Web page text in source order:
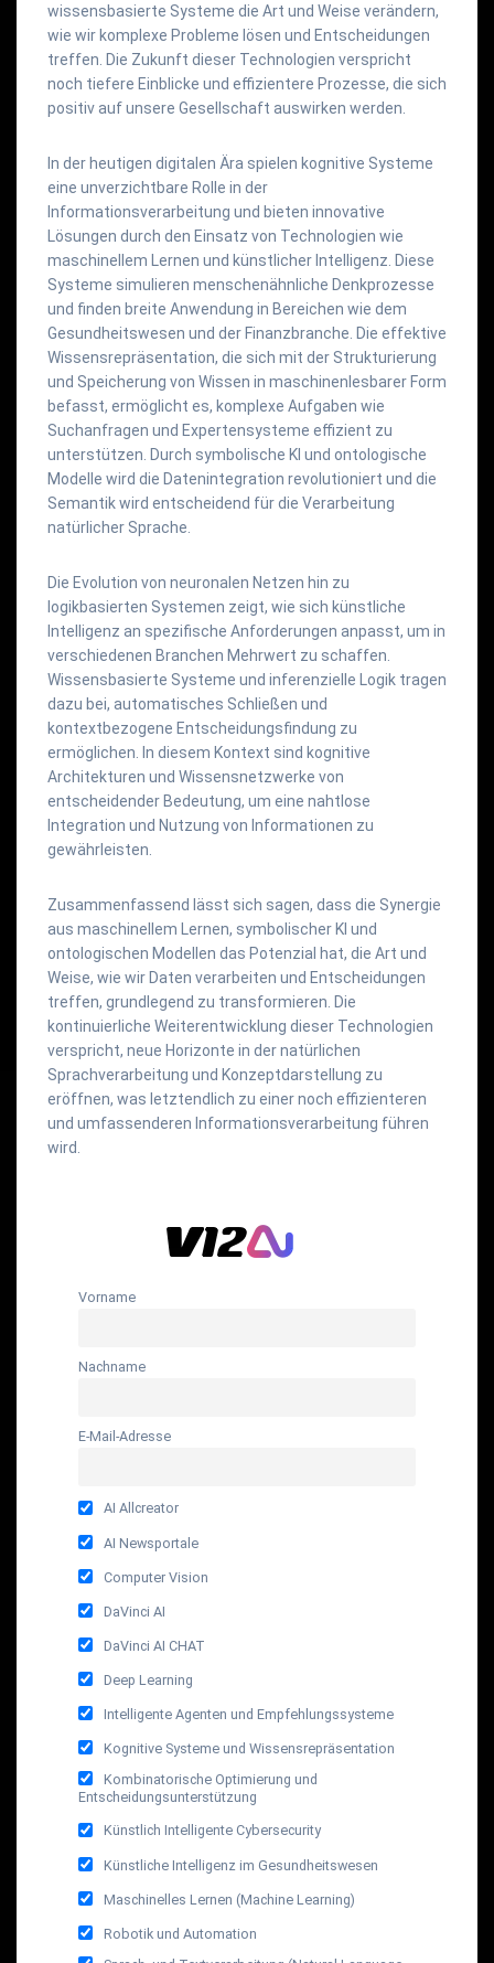
wissensbasierte Systeme die Art und Weise verändern,
wie wir komplexe Probleme lösen und Entscheidungen
treffen. Die Zukunft dieser Technologien verspricht
noch tiefere Einblicke und effizientere Prozesse, die sich
positiv auf unsere Gesellschaft auswirken werden.
In der heutigen digitalen Ära spielen kognitive Systeme
eine unverzichtbare Rolle in der
Informationsverarbeitung und bieten innovative
Lösungen durch den Einsatz von Technologien wie
maschinellem Lernen und künstlicher Intelligenz. Diese
Systeme simulieren menschenähnliche Denkprozesse
und finden breite Anwendung in Bereichen wie dem
Gesundheitswesen und der Finanzbranche. Die effektive
Wissensrepräsentation, die sich mit der Strukturierung
und Speicherung von Wissen in maschinenlesbarer Form
befasst, ermöglicht es, komplexe Aufgaben wie
Suchanfragen und Expertensysteme effizient zu
unterstützen. Durch symbolische KI und ontologische
Modelle wird die Datenintegration revolutioniert und die
Semantik wird entscheidend für die Verarbeitung
natürlicher Sprache.
Die Evolution von neuronalen Netzen hin zu
logikbasierten Systemen zeigt, wie sich künstliche
Intelligenz an spezifische Anforderungen anpasst, um in
verschiedenen Branchen Mehrwert zu schaffen.
Wissensbasierte Systeme und inferenzielle Logik tragen
dazu bei, automatisches Schließen und
kontextbezogene Entscheidungsfindung zu
ermöglichen. In diesem Kontext sind kognitive
Architekturen und Wissensnetzwerke von
entscheidender Bedeutung, um eine nahtlose
Integration und Nutzung von Informationen zu
gewährleisten.
Zusammenfassend lässt sich sagen, dass die Synergie
aus maschinellem Lernen, symbolischer KI und
ontologischen Modellen das Potenzial hat, die Art und
Weise, wie wir Daten verarbeiten und Entscheidungen
treffen, grundlegend zu transformieren. Die
kontinuierliche Weiterentwicklung dieser Technologien
verspricht, neue Horizonte in der natürlichen
Sprachverarbeitung und Konzeptdarstellung zu
eröffnen, was letztendlich zu einer noch effizienteren
und umfassenderen Informationsverarbeitung führen
wird.
Vorname
Nachname
E-Mail-Adresse
AI Allcreator
AI Newsportale
Computer Vision
DaVinci AI
DaVinci AI CHAT
Deep Learning
Intelligente Agenten und Empfehlungssysteme
Kognitive Systeme und Wissensrepräsentation
Kombinatorische Optimierung und
Entscheidungsunterstützung
Künstlich Intelligente Cybersecurity
Künstliche Intelligenz im Gesundheitswesen
Maschinelles Lernen (Machine Learning)
Robotik und Automation